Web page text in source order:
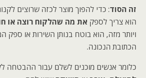
זה הסוד: כדי להפוך מוצר לכזה שרוצים
הוא צריך לספק את מה שהלקוח רוצה או
ויותר מזה, הוא בוטח בנותן השירות או ספק
הכתובת הנכונה.
כלומר אנשים מוכנים לשלם עבור ההבטחה